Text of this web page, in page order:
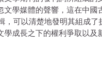
學媒體的聲響，這在中
可以清楚地發明其組成
成長之下的權利爭取以